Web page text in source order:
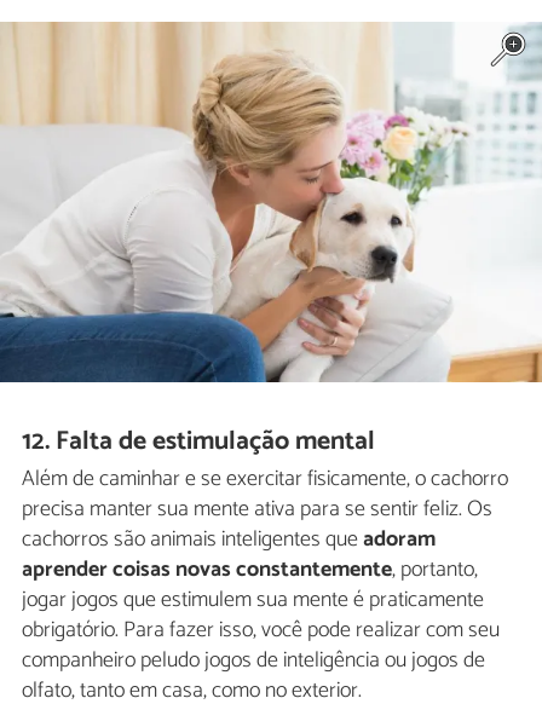
12. Falta de estimulação mental
Além de caminhar e se exercitar fisicamente, o cachorro
precisa manter sua mente ativa para se sentir feliz. Os
cachorros são animais inteligentes queadoram
aprender coisas novas constantemente, portanto,
jogar jogos que estimulem sua mente é praticamente
obrigatório. Para fazer isso, você pode realizar com seu
companheiro peludo jogos de inteligência ou jogos de
olfato, tanto em casa, como no exterior.